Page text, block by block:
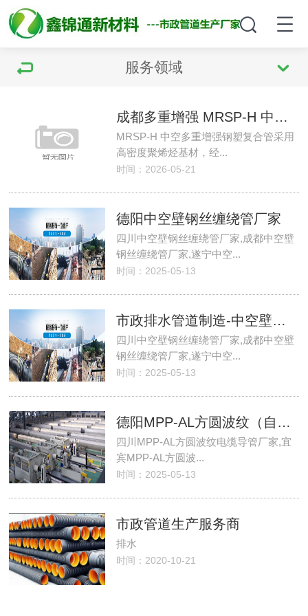
服务领域
成都多重增强 MRSP-H 中空钢塑复合管
MRSP-H 中空多重增强钢塑复合管采用
高密度聚烯烃基材，经...
时间：2026-05-21
德阳中空壁钢丝缠绕管厂家
四川中空壁钢丝缠绕管厂家,成都中空壁
钢丝缠绕管厂家,遂宁中空...
时间：2025-05-13
市政排水管道制造-中空壁钢丝缠绕管生产厂家
四川中空壁钢丝缠绕管厂家,成都中空壁
钢丝缠绕管厂家,遂宁中空...
时间：2025-05-13
德阳MPP-AL方圆波纹（自锁式）电缆导管
四川MPP-AL方圆波纹电缆导管厂家,宜
宾MPP-AL方圆波...
时间：2025-05-13
市政管道生产服务商
排水
时间：2020-10-21